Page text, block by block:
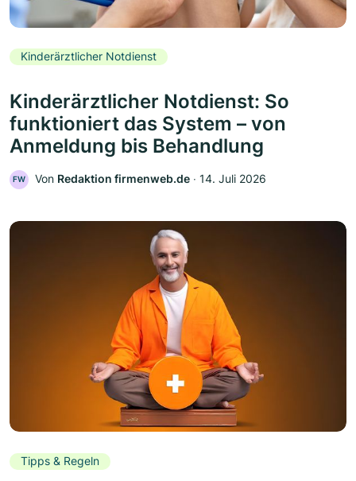
Kinderärztlicher Notdienst
Kinderärztlicher Notdienst: So
funktioniert das System – von
Anmeldung bis Behandlung
FW Von Redaktion firmenweb.de ‧ 14. Juli 2026
Tipps & Regeln